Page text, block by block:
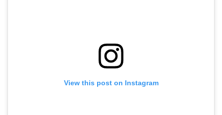
View this post on Instagram